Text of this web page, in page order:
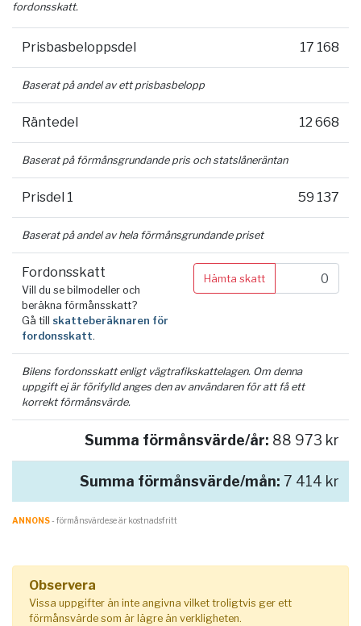
fordonsskatt.
Prisbasbeloppsdel 17 168
Baserat på andel av ett prisbasbelopp
Räntedel 12 668
Baserat på förmånsgrundande pris och statslåneräntan
Prisdel 1 59 137
Baserat på andel av hela förmånsgrundande priset
Fordonsskatt
Vill du se bilmodeller och
beräkna förmånsskatt?
Gå till skatteberäknaren för
fordonsskatt.
Hämta skatt
Bilens fordonsskatt enligt vägtrafikskattelagen. Om denna
uppgift ej är förifylld anges den av användaren för att få ett
korrekt förmånsvärde.
Summa förmånsvärde/år: 88 973 kr
Summa förmånsvärde/mån: 7 414 kr
ANNONS- förmånsvärde.se är kostnadsfritt
Observera
Vissa uppgifter än inte angivna vilket troligtvis ger ett
förmånsvärde som är lägre än verkligheten.